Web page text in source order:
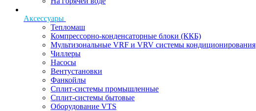
Аксессуары
Тепломаш
Компрессорно-конденсаторные блоки (ККБ)
Мультизональные VRF и VRV системы кондиционирования
Чиллеры
Насосы
Вентустановки
Фанкойлы
Сплит-системы промышленные
Сплит-системы бытовые
Оборудование VTS